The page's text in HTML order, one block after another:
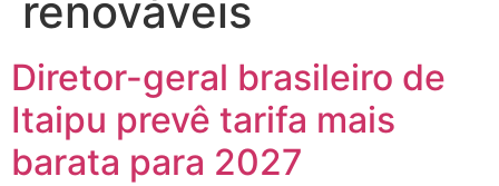
renováveis
Diretor-geral brasileiro de
Itaipu prevê tarifa mais
barata para 2027